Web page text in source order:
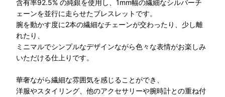
含有率92.5% の純銀を使用し、1mm幅の繊細なシルバーチ
ェーンを並行に走らせたブレスレットです。
腕を動かす度に2本の繊細なチェーンが交わったり、少し離
れたり、
ミニマルでシンプルなデザインながら色々な表情がお楽しみ
いただける仕上りです。
華奢ながら繊細な雰囲気を感じることができ、
洋服やスタイリング、他のアクセサリーや腕時計との重ね付